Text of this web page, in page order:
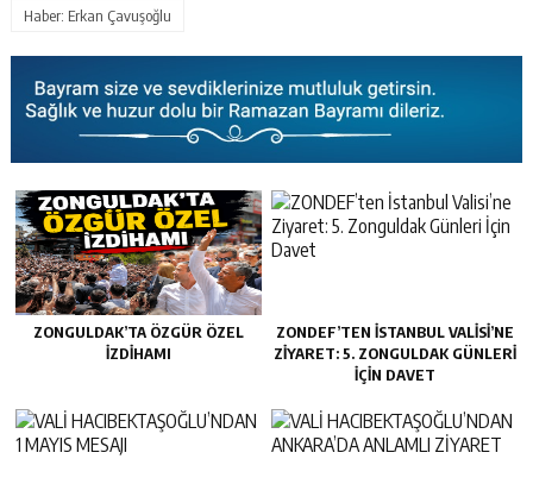
Haber: Erkan Çavuşoğlu
ZONGULDAK’TA ÖZGÜR ÖZEL
İZDIHAMI
ZONDEF’TEN İSTANBUL VALISI’NE
ZIYARET: 5. ZONGULDAK GÜNLERI
İÇIN DAVET